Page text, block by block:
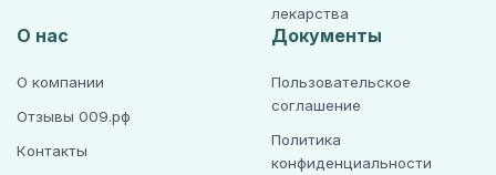
лекарства
О нас
О компании
Отзывы 009.рф
Контакты
Документы
Пользовательское
соглашение
Политика
конфиденциальности